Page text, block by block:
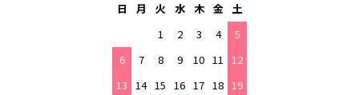
日 月 火 水 木 金
土
1
2 3 4
5
6
7 8 9 10 11 12
13 14 15 16 17 18 19